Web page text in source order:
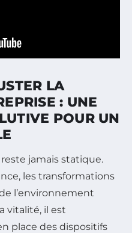
LA
: UNE
POUR UN
jamais statique.
les transformations
l’environnement
vitalité, il est
place des dispositifs